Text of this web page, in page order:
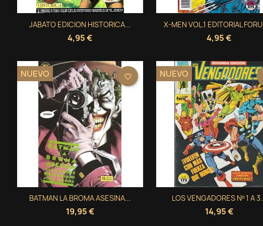
JABATO EDICION HISTORICA...
4,95 €
Vista rápida X-MEN VOL.1 EDITORIAL
4,95 €
Vista rápida
BATMAN LA BROMA ASESINA...
19,95 €
NUEVO
Vista rápida
favorite_border
LOS VENGADORES Nº 1 A
14,95 €
NUEVO
Vista rápida